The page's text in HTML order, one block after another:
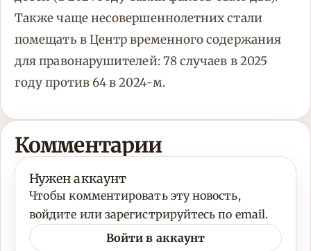
Также чаще несовершеннолетних стали
помещать в Центр временного содержания
для правонарушителей: 78 случаев в 2025
году против 64 в 2024-м.
Комментарии
Нужен аккаунт
Чтобы комментировать эту новость,
войдите или зарегистрируйтесь по email.
Войти в аккаунт